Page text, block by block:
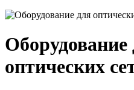
Оборудование
оптических